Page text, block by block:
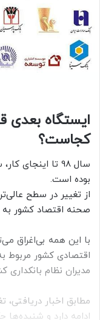
ایستگاه بعدی
کجاست؟
سال 98 تا
بوده است.
از تغییر در سطح
صحنه اقتصاد کشور
با این همه بی‌اغراق
اقتصادی کشور مربوط
مدیران نظام بانکداری
مطابق اخبار دریافتی،
ادامه دارد و شنیده‌ها